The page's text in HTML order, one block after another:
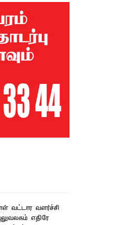
வட்டார வளர்ச்சி
எதிரே